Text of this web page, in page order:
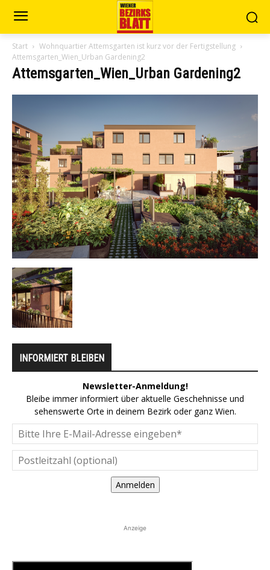
Start
Wohnquartier Attemsgarten ist kurz vor der Fertigstellung
Attemsgarten_Wien_Urban Gardening2
Attemsgarten_Wien_Urban Gardening2
INFORMIERT BLEIBEN
Newsletter-Anmeldung!
Bleibe immer informiert über aktuelle Geschehnisse und
sehenswerte Orte in deinem Bezirk oder ganz Wien.
Anmelden
Anzeige